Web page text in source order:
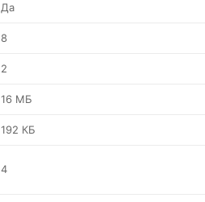
Да
8
2
16 МБ
192 КБ
4